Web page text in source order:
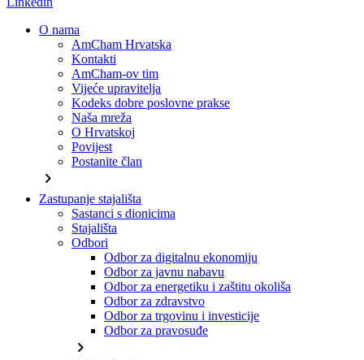
O nama
AmCham Hrvatska
Kontakti
AmCham-ov tim
Vijeće upravitelja
Kodeks dobre poslovne prakse
Naša mreža
O Hrvatskoj
Povijest
Postanite član
chevron_right
Zastupanje stajališta
Sastanci s dionicima
Stajališta
Odbori
Odbor za digitalnu ekonomiju
Odbor za javnu nabavu
Odbor za energetiku i zaštitu okoliša
Odbor za zdravstvo
Odbor za trgovinu i investicije
Odbor za pravosuđe
chevron_right